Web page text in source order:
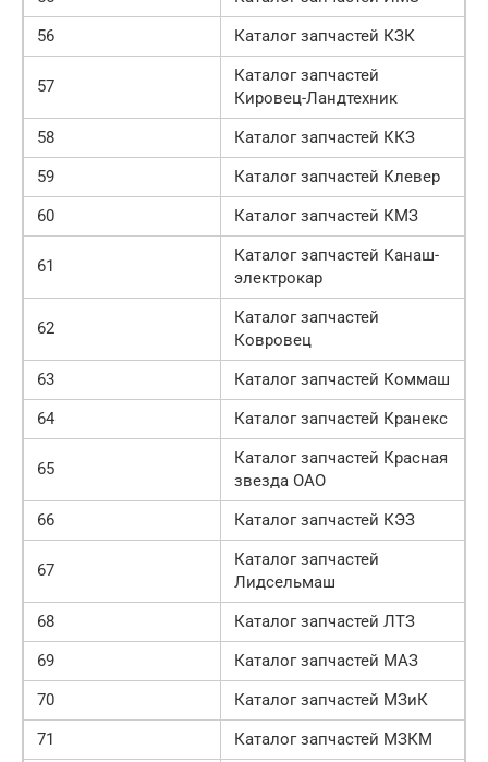
56
Каталог запчастей КЗК
57
Каталог запчастей
Кировец-Ландтехник
58
Каталог запчастей ККЗ
59
Каталог запчастей Клевер
60
Каталог запчастей КМЗ
61
Каталог запчастей Канаш-
электрокар
62
Каталог запчастей
Ковровец
63
Каталог запчастей Коммаш
64
Каталог запчастей Кранекс
65
Каталог запчастей Красная
звезда ОАО
66
Каталог запчастей КЭЗ
67
Каталог запчастей
Лидсельмаш
68
Каталог запчастей ЛТЗ
69
Каталог запчастей МАЗ
70
Каталог запчастей МЗиК
71
Каталог запчастей МЗКМ